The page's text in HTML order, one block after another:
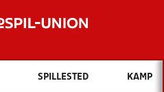
Hvad vil du søge efter?
SPILLESTED KAMP